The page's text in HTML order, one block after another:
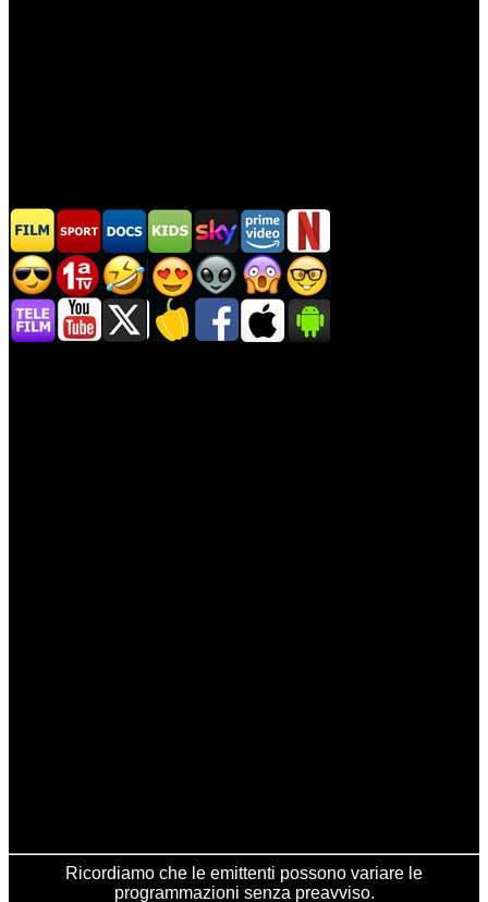
Ricordiamo che le emittenti possono variare le
programmazioni senza preavviso.